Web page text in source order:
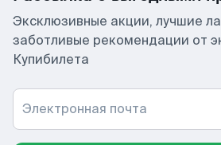
Эксклюзивные акции, лучшие
заботливые рекомендации от
Купибилета
Электронная почта